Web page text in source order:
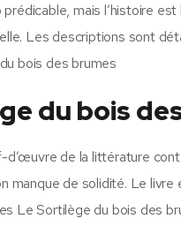
mais l’histoire
Les descriptions sont
bois des brumes
du bois
de la littérature
manque de solidité. Le
Le Sortilège du bois des